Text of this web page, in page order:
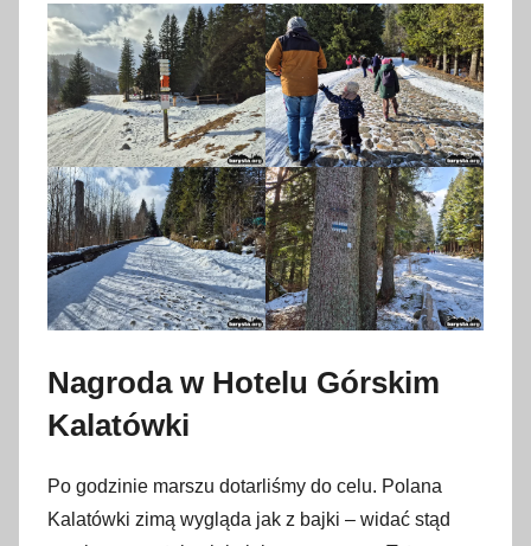
Nagroda w Hotelu Górskim
Kalatówki
Po godzinie marszu dotarliśmy do celu. Polana
Kalatówki zimą wygląda jak z bajki – widać stąd